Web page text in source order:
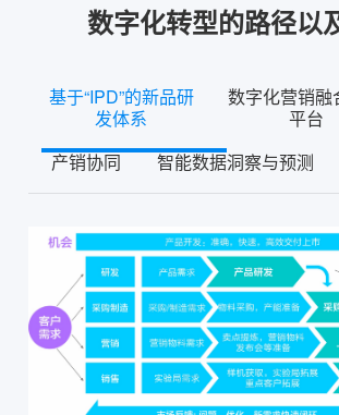
数字化转型的路径以
基于“IPD”的新品研
发体系
数字化营销融
平台
产销协同
智能数据洞察与预测